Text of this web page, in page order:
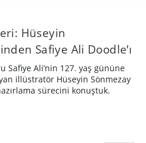
Hüseyin
Safiye Ali Doodle’ı
Safiye Ali’nin 127. yaş gününe
illüstratör Hüseyin Sönmezay
sürecini konuştuk.